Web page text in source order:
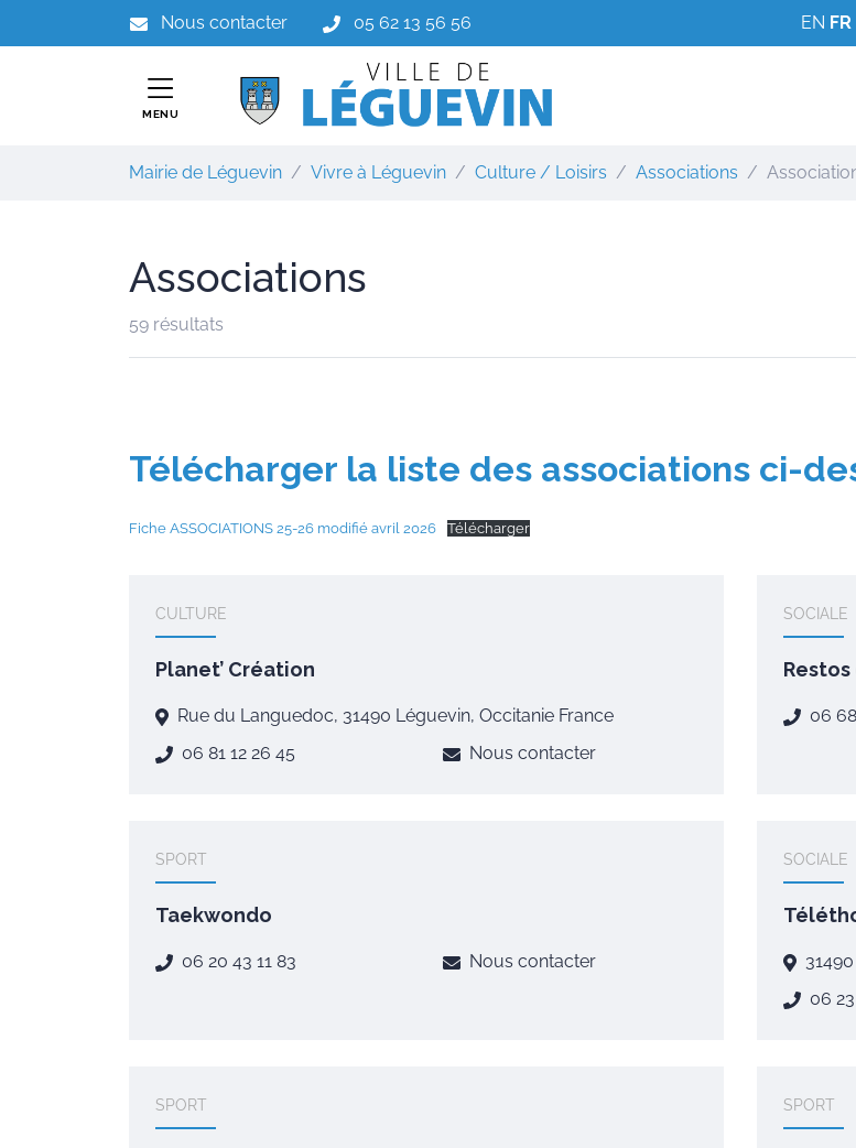
au
Nous contacter 05 62 13 56 56 EN FR
MENU
Mairie de Léguevin Vivre à Léguevin Culture / Loisirs Associations
Associations
59 résultats
Télécharger la liste des associations ci-
Fiche ASSOCIATIONS 25-26 modifié avril 2026 Télécharger
CULTURE
Planet’ Création
Rue du Languedoc, 31490 Léguevin, Occitanie France
06 81 12 26 45
Nous contacter
SOCIALE
06
SPORT
Taekwondo
06 20 43 11 83 Nous contacter
SOCIALE
06
SPORT SPORT